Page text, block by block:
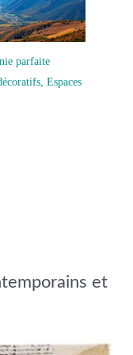
parfaite
, Espaces
et